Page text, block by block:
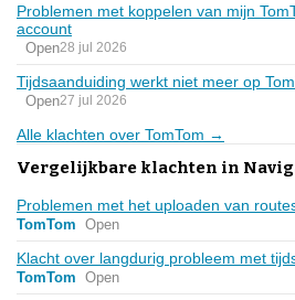
Problemen met koppelen van mijn
account
Open28 jul 2026
Tijdsaanduiding werkt niet meer op
Open27 jul 2026
Alle klachten over TomTom →
Vergelijkbare klachten in
Problemen met het uploaden van
TomTom Open
Klacht over langdurig probleem met
TomTom Open